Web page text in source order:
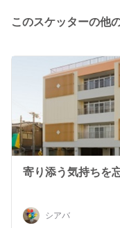
このスケッターの他
寄り添う気持ちを
シアバ